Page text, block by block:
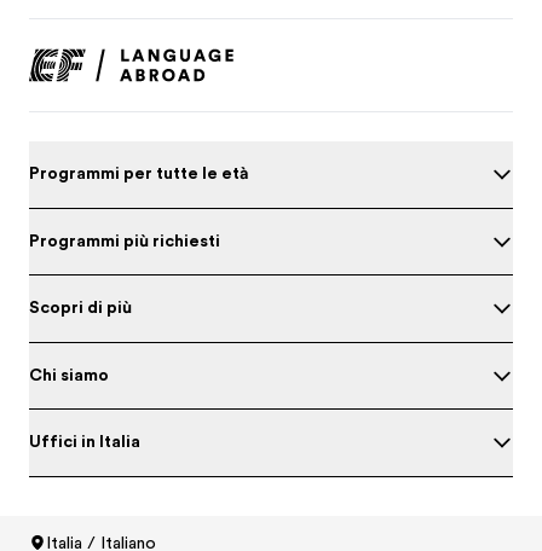
Programmi per tutte le età
Programmi più richiesti
Scopri di più
Chi siamo
Uffici in Italia
Italia / Italiano